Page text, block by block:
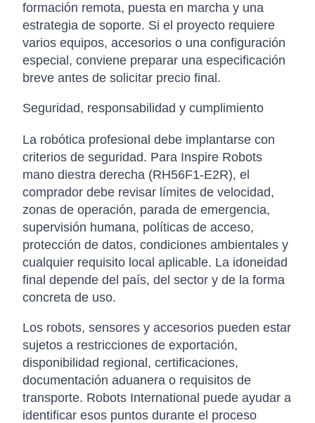
formación remota, puesta en marcha y una
estrategia de soporte. Si el proyecto requiere
varios equipos, accesorios o una configuración
especial, conviene preparar una especificación
breve antes de solicitar precio final.
Seguridad, responsabilidad y cumplimiento
La robótica profesional debe implantarse con
criterios de seguridad. Para Inspire Robots
mano diestra derecha (RH56F1-E2R), el
comprador debe revisar límites de velocidad,
zonas de operación, parada de emergencia,
supervisión humana, políticas de acceso,
protección de datos, condiciones ambientales y
cualquier requisito local aplicable. La idoneidad
final depende del país, del sector y de la forma
concreta de uso.
Los robots, sensores y accesorios pueden estar
sujetos a restricciones de exportación,
disponibilidad regional, certificaciones,
documentación aduanera o requisitos de
transporte. Robots International puede ayudar a
identificar esos puntos durante el proceso